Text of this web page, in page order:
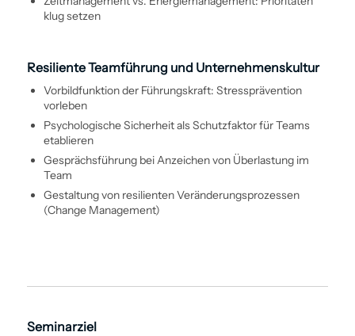
klug setzen
Resiliente Team­führung und Unternehmenskultur
Vorbild­funktion der Führungs­kraft: Stressprävention
vorleben
Psychologische Sicherheit als Schutzfaktor für Teams
etablieren
Gesprächs­führung bei Anzeichen von Überlastung im
Team
Gestaltung von resilienten Veränderungs­prozessen
(Change Management)
Seminarziel